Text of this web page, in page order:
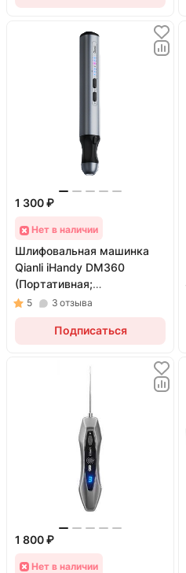
1 300 ₽
Нет в наличии
Шлифовальная машинка
Qianli iHandy DM360
(Портативная;
миниатюрная)
5 3 отзыва
Подписаться
1 800 ₽
Нет в наличии